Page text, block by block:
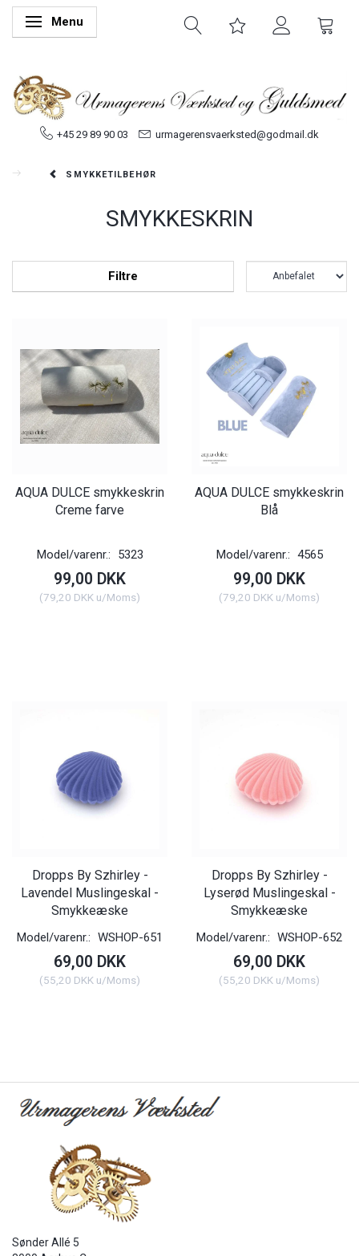
Skifte navigation
Menu
+45 29 89 90 03 urmagerensvaerksted@godmail.dk
SMYKKETILBEHØR
SMYKKESKRIN
Filtre
AQUA DULCE smykkeskrin
Creme farve
Model/varenr.: 5323
99,00 DKK
(79,20 DKK u/Moms)
AQUA DULCE smykkeskrin
Blå
Model/varenr.: 4565
99,00 DKK
(79,20 DKK u/Moms)
Dropps By Szhirley -
Lavendel Muslingeskal -
Smykkeæske
Model/varenr.: WSHOP-651
69,00 DKK
(55,20 DKK u/Moms)
Dropps By Szhirley -
Lyserød Muslingeskal -
Smykkeæske
Model/varenr.: WSHOP-652
69,00 DKK
(55,20 DKK u/Moms)
Sønder Allé 5